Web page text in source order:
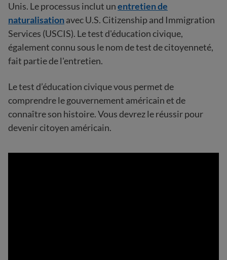
Unis. Le processus inclut unentretien de
naturalisationavec U.S. Citizenship and Immigration
Services (USCIS). Le test d'éducation civique,
également connu sous le nom de test de citoyenneté,
fait partie de l'entretien.
Le test d’éducation civique vous permet de
comprendre le gouvernement américain et de
connaître son histoire. Vous devrez le réussir pour
devenir citoyen américain.